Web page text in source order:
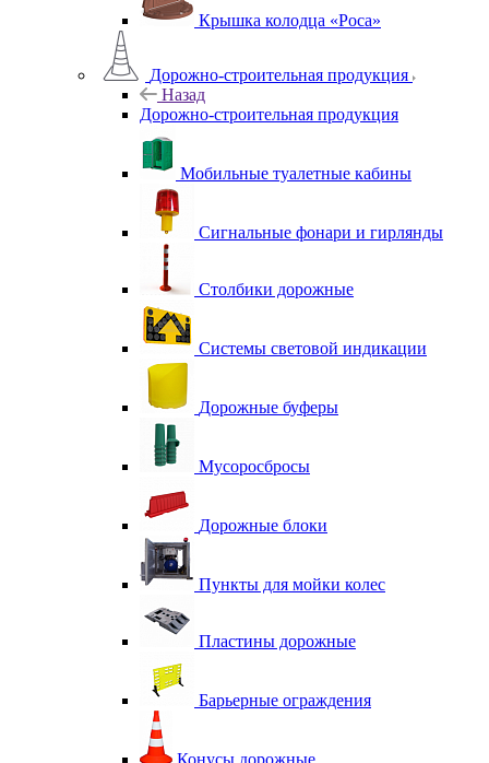
Крышка колодца «Роса»
Дорожно-строительная продукция
Назад
Дорожно-строительная продукция
Мобильные туалетные кабины
Сигнальные фонари и гирлянды
Столбики дорожные
Системы световой индикации
Дорожные буферы
Мусоросбросы
Дорожные блоки
Пункты для мойки колес
Пластины дорожные
Барьерные ограждения
Конусы дорожные